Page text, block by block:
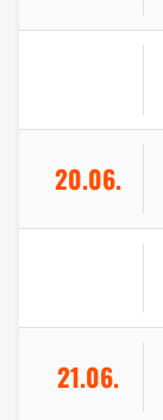
20.06.
21.06.